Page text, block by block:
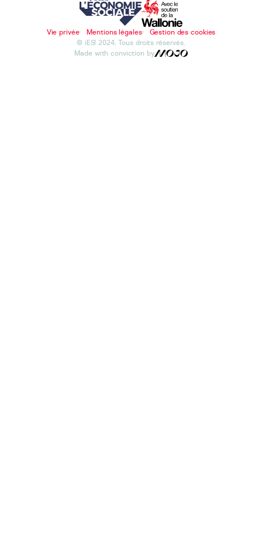
Vie privée Mentions légales
Gestion des cookies
© iES! 2024. Tous droits réservés.
Made with conviction by